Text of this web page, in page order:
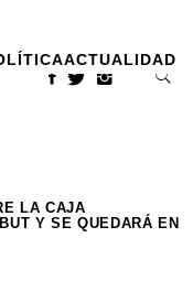
ACTUALIDAD
LA CAJA
Y SE QUEDARÁ EN